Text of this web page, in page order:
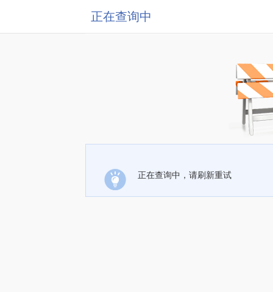
正在查询中
正在查询中，请刷新重试